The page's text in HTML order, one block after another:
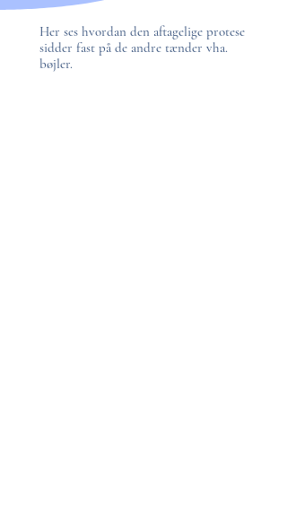
Her ses hvordan den aftagelige protese
sidder fast på de andre tænder vha.
bøjler.